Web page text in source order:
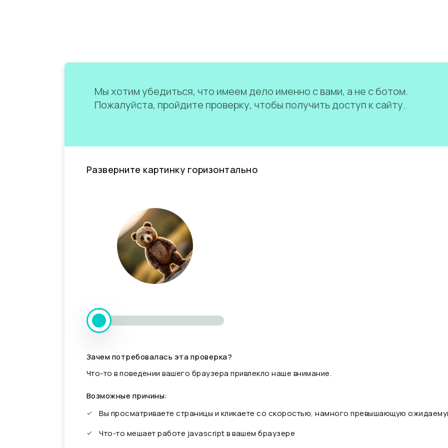
Мы хотим убедиться, что имеем дело именно с вами, а не с ботом.
Пожалуйста, пройдите проверку, чтобы получить доступ к сайту.
Разверните картинку горизонтально
Зачем потребовалась эта проверка?
Что-то в поведении вашего браузера привлекло наше внимание.
Возможные причины:
Вы просматриваете страницы и кликаете со скоростью, намного превышающую
Что-то мешает работе javascript в вашем браузере